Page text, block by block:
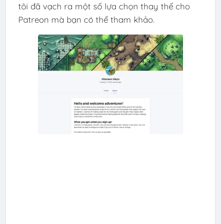
tôi đã vạch ra một số lựa chọn thay thế cho
Patreon mà bạn có thể tham khảo.